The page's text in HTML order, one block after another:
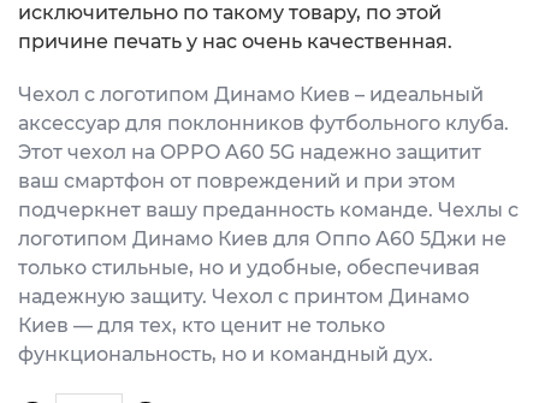
исключительно по такому товару, по этой
причине печать у нас очень качественная.
Чехол с логотипом Динамо Киев – идеальный
аксессуар для поклонников футбольного клуба.
Этот чехол на OPPO A60 5G надежно защитит
ваш смартфон от повреждений и при этом
подчеркнет вашу преданность команде. Чехлы с
логотипом Динамо Киев для Оппо А60 5Джи не
только стильные, но и удобные, обеспечивая
надежную защиту. Чехол с принтом Динамо
Киев — для тех, кто ценит не только
функциональность, но и командный дух.